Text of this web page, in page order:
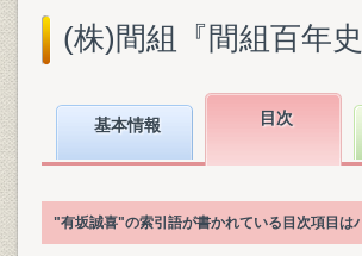
(株)間組『間組百年
基本情報 目次
"有坂誠喜"の索引語が書かれている目次項目は